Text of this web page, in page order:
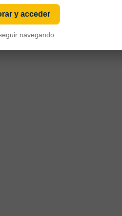
no fijos. Esa información aparecía sólo
y, cuando ese dato está
y acceder
navegando